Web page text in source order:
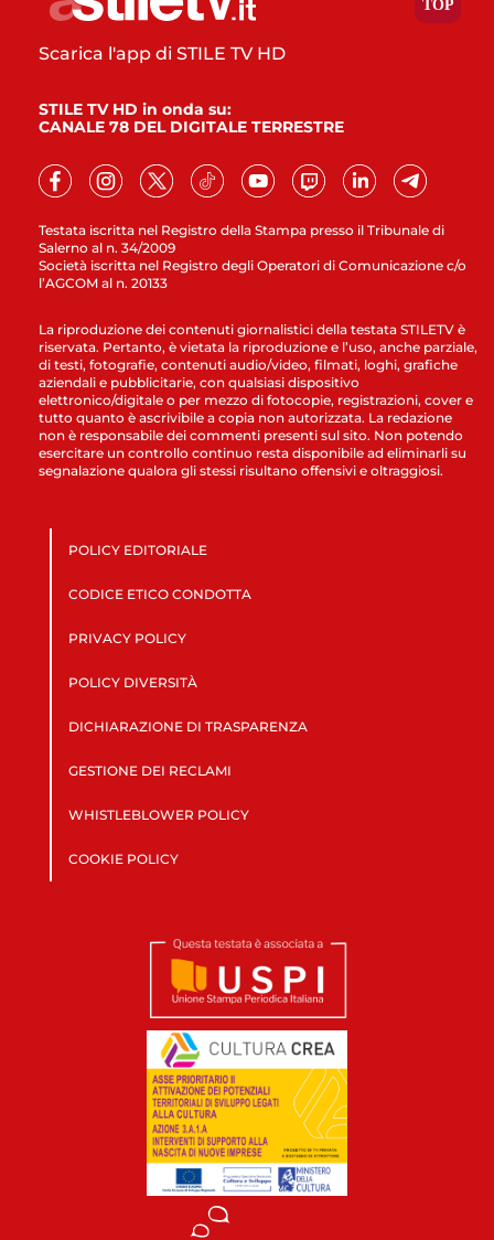
Testata iscritta nel Registro della Stampa presso il Tribunale di
Salerno al n. 34/2009
Società iscritta nel Registro degli Operatori di Comunicazione c/o
l’AGCOM al n. 20133
Scarica l'app di STILE TV HD
STILE TV HD in onda su:
CANALE 78 DEL DIGITALE TERRESTRE
La riproduzione dei contenuti giornalistici della testata STILETV è
riservata. Pertanto, è vietata la riproduzione e l’uso, anche parziale,
di testi, fotografie, contenuti audio/video, filmati, loghi, grafiche
aziendali e pubblicitarie, con qualsiasi dispositivo
elettronico/digitale o per mezzo di fotocopie, registrazioni, cover e
tutto quanto è ascrivibile a copia non autorizzata. La redazione
non è responsabile dei commenti presenti sul sito. Non potendo
esercitare un controllo continuo resta disponibile ad eliminarli su
segnalazione qualora gli stessi risultano offensivi e oltraggiosi.
POLICY EDITORIALE
CODICE ETICO CONDOTTA
PRIVACY POLICY
POLICY DIVERSITÀ
DICHIARAZIONE DI TRASPARENZA
GESTIONE DEI RECLAMI
WHISTLEBLOWER POLICY
COOKIE POLICY